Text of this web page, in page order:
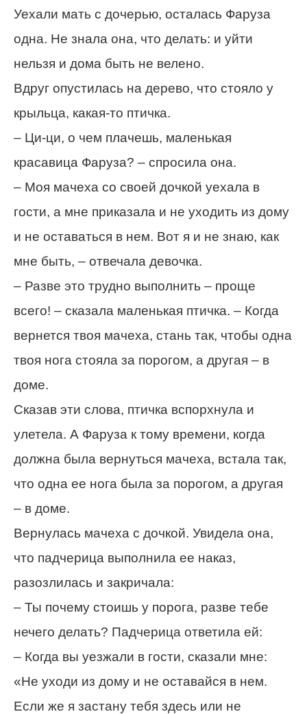
Уехали мать с дочерью, осталась Фаруза
одна. Не знала она, что делать: и уйти
нельзя и дома быть не велено.
Вдруг опустилась на дерево, что стояло у
крыльца, какая-то птичка.
– Ци-ци, о чем плачешь, маленькая
красавица Фаруза? – спросила она.
– Моя мачеха со своей дочкой уехала в
гости, а мне приказала и не уходить из дому
и не оставаться в нем. Вот я и не знаю, как
мне быть, – отвечала девочка.
– Разве это трудно выполнить – проще
всего! – сказала маленькая птичка. – Когда
вернется твоя мачеха, стань так, чтобы одна
твоя нога стояла за порогом, а другая – в
доме.
Сказав эти слова, птичка вспорхнула и
улетела. А Фаруза к тому времени, когда
должна была вернуться мачеха, встала так,
что одна ее нога была за порогом, а другая
– в доме.
Вернулась мачеха с дочкой. Увидела она,
что падчерица выполнила ее наказ,
разозлилась и закричала:
– Ты почему стоишь у порога, разве тебе
нечего делать? Падчерица ответила ей:
– Когда вы уезжали в гости, сказали мне:
«Не уходи из дому и не оставайся в нем.
Если же я застану тебя здесь или не